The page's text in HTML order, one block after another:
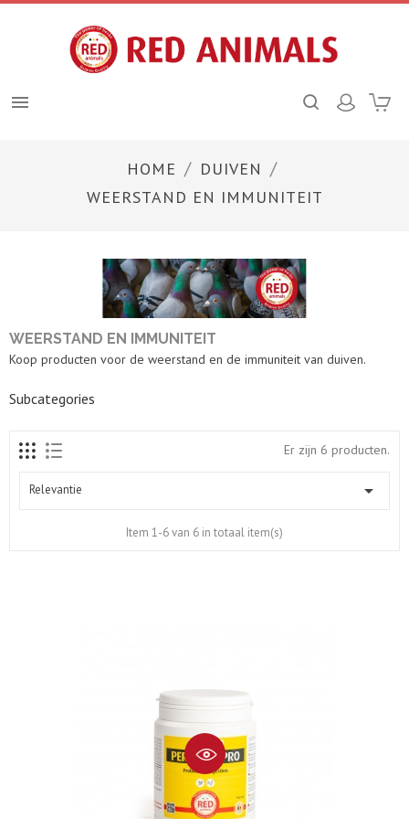

HOME
DUIVEN
WEERSTAND EN IMMUNITEIT
WEERSTAND EN IMMUNITEIT
Koop producten voor de weerstand en de immuniteit van duiven.
Subcategories
Er zijn 6 producten.
Relevantie 
Item 1-6 van 6 in totaal item(s)